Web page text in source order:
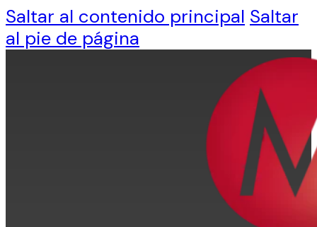
Saltar al contenido principal Saltar
al pie de página